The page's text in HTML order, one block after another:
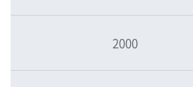
2000